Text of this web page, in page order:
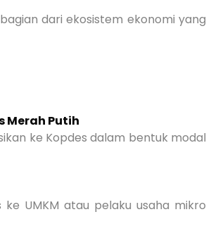
dari ekosistem ekonomi yang
Merah Putih
ke Kopdes dalam bentuk modal
UMKM atau pelaku usaha mikro